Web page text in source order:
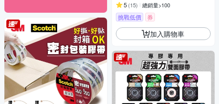
5 (15) 總銷量>100
挑戰低價 券
加入購物車